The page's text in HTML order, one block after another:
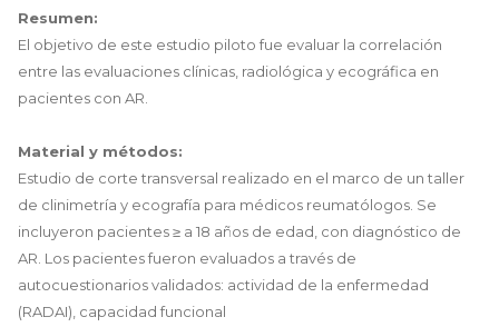
Resumen:
El objetivo de este estudio piloto fue evaluar la correlación
entre las evaluaciones clínicas, radiológica y ecográfica en
pacientes con AR.
Material y métodos:
Estudio de corte transversal realizado en el marco de un taller
de clinimetría y ecografía para médicos reumatólogos. Se
incluyeron pacientes ≥ a 18 años de edad, con diagnóstico de
AR. Los pacientes fueron evaluados a través de
autocuestionarios validados: actividad de la enfermedad
(RADAI), capacidad funcional